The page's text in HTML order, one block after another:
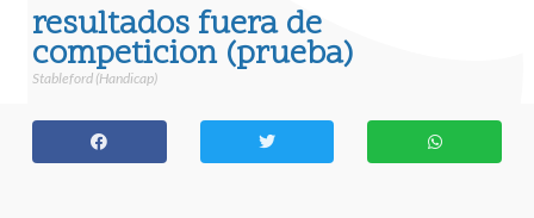
resultados fuera de
competicion (prueba)
Stableford (Handicap)